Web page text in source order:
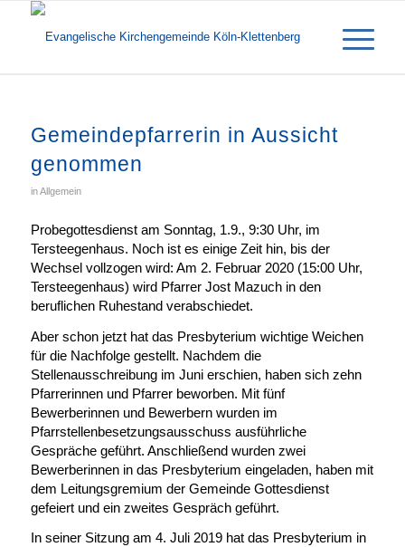
Gemeindepfarrerin in Aussicht
genommen
inAllgemein
Probegottesdienst am Sonntag, 1.9., 9:30 Uhr, im
Tersteegenhaus. Noch ist es einige Zeit hin, bis der
Wechsel vollzogen wird: Am 2. Februar 2020 (15:00 Uhr,
Tersteegenhaus) wird Pfarrer Jost Mazuch in den
beruflichen Ruhestand verabschiedet.
Aber schon jetzt hat das Presbyterium wichtige Weichen
für die Nachfolge gestellt. Nachdem die
Stellenausschreibung im Juni erschien, haben sich zehn
Pfarrerinnen und Pfarrer beworben. Mit fünf
Bewerberinnen und Bewerbern wurden im
Pfarrstellenbesetzungsausschuss ausführliche
Gespräche geführt. Anschließend wurden zwei
Bewerberinnen in das Presbyterium eingeladen, haben mit
dem Leitungsgremium der Gemeinde Gottesdienst
gefeiert und ein zweites Gespräch geführt.
In seiner Sitzung am 4. Juli 2019 hat das Presbyterium in